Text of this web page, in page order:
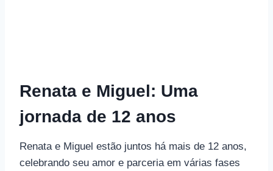
Renata e Miguel: Uma
jornada de 12 anos
Renata e Miguel estão juntos há mais de 12 anos,
celebrando seu amor e parceria em várias fases